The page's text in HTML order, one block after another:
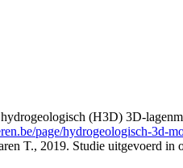
(H3D) 3D-
page/hydrogeologisch-3d-
T., 2019. Studie uitgevoerd